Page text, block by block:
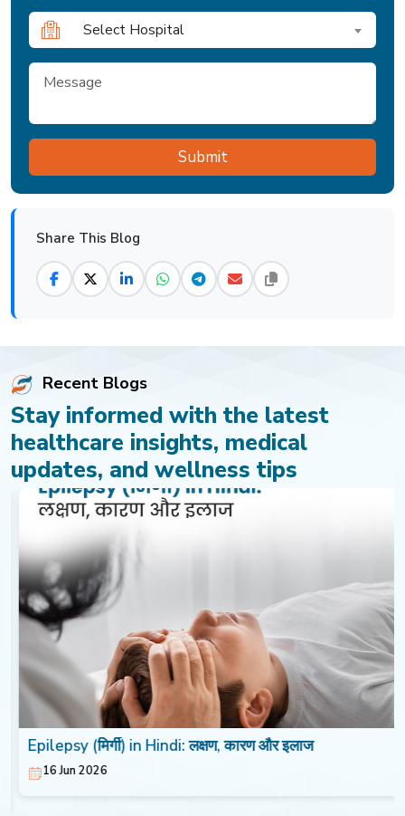
Select Hospital
Share This Blog
Recent Blogs
Stay informed with the latest
healthcare insights, medical
updates, and wellness tips
Epilepsy (मिर्गी) in Hindi: लक्षण, कारण और इलाज
16 Jun 2026